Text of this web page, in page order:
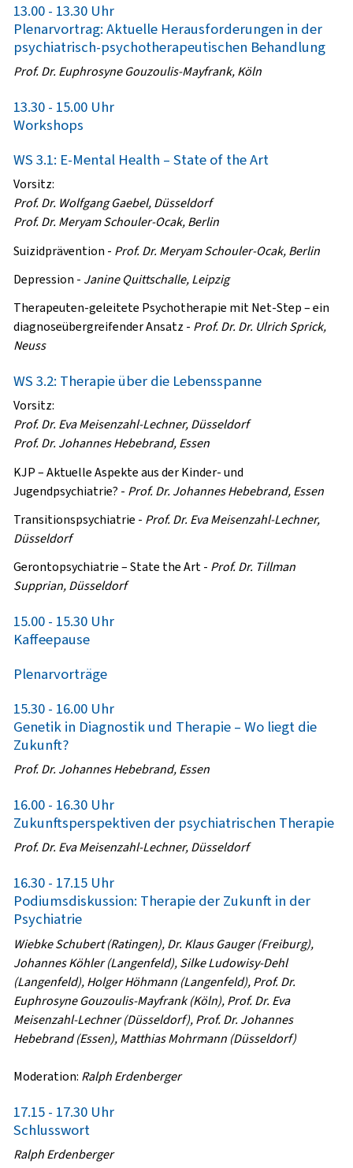
13.00 - 13.30 Uhr
Plenarvortrag: Aktuelle Herausforderungen in der
psychiatrisch-psychotherapeutischen Behandlung
Prof. Dr. Euphrosyne Gouzoulis-Mayfrank, Köln
13.30 - 15.00 Uhr
Workshops
WS 3.1: E-Mental Health – State of the Art
Vorsitz:
Prof. Dr. Wolfgang Gaebel, Düsseldorf
Prof. Dr. Meryam Schouler-Ocak, Berlin
Suizidprävention - Prof. Dr. Meryam Schouler-Ocak, Berlin
Depression - Janine Quittschalle, Leipzig
Therapeuten-geleitete Psychotherapie mit Net-Step – ein
diagnoseübergreifender Ansatz - Prof. Dr. Dr. Ulrich Sprick,
Neuss
WS 3.2: Therapie über die Lebensspanne
Vorsitz:
Prof. Dr. Eva Meisenzahl-Lechner, Düsseldorf
Prof. Dr. Johannes Hebebrand, Essen
KJP – Aktuelle Aspekte aus der Kinder- und
Jugendpsychiatrie? - Prof. Dr. Johannes Hebebrand, Essen
Transitionspsychiatrie - Prof. Dr. Eva Meisenzahl-Lechner,
Düsseldorf
Gerontopsychiatrie – State the Art- Prof. Dr. Tillman
Supprian, Düsseldorf
15.00 - 15.30 Uhr
Kaffeepause
Plenarvorträge
15.30 - 16.00 Uhr
Genetik in Diagnostik und Therapie – Wo liegt die
Zukunft?
Prof. Dr. Johannes Hebebrand, Essen
16.00 - 16.30 Uhr
Zukunftsperspektiven der psychiatrischen Therapie
Prof. Dr. Eva Meisenzahl-Lechner, Düsseldorf
16.30 - 17.15 Uhr
Podiumsdiskussion: Therapie der Zukunft in der
Psychiatrie
Wiebke Schubert (Ratingen), Dr. Klaus Gauger (Freiburg),
Johannes Köhler (Langenfeld), Silke Ludowisy-Dehl
(Langenfeld), Holger Höhmann (Langenfeld), Prof. Dr.
Euphrosyne Gouzoulis-Mayfrank (Köln), Prof. Dr. Eva
Meisenzahl-Lechner (Düsseldorf), Prof. Dr. Johannes
Hebebrand (Essen), Matthias Mohrmann (Düsseldorf)
Moderation: Ralph Erdenberger
17.15 - 17.30 Uhr
Schlusswort
Ralph Erdenberger